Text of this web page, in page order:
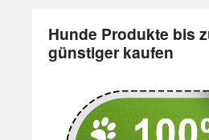
Hunde Produkte bis
günstiger kaufen